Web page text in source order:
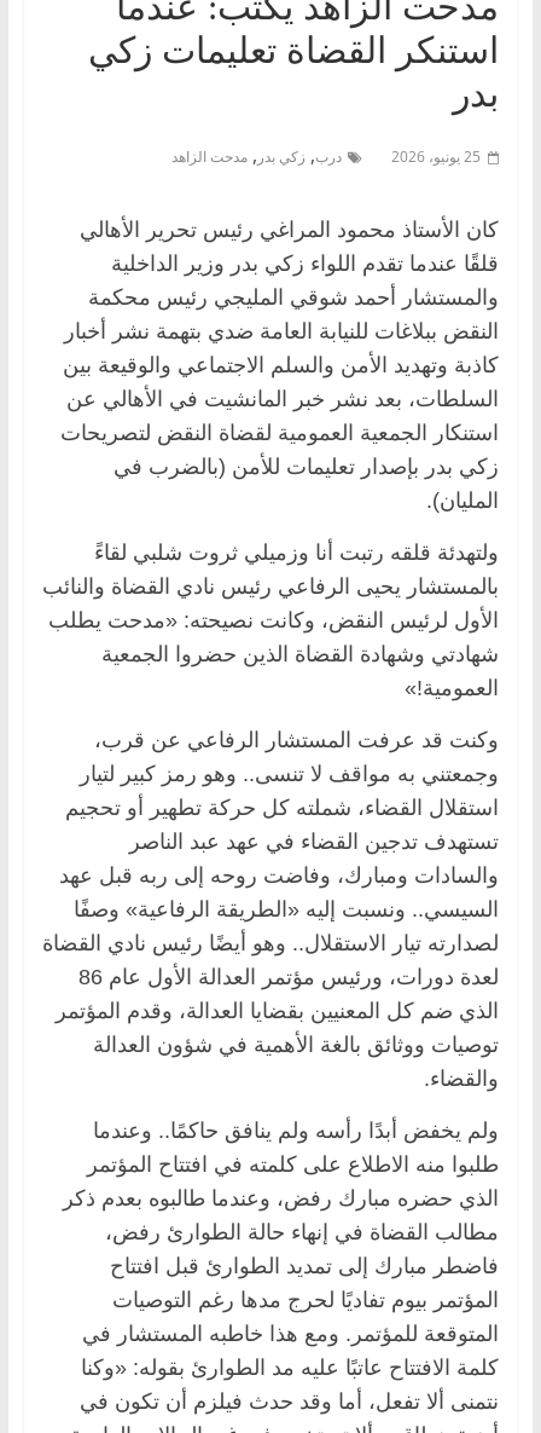
استنكر القضاة تعليمات زكي
بدر
25 يونيو، 2026 درب, زكي بدر , مدحت الزاهد
كان الأستاذ محمود المراغي رئيس تحرير الأهالي
قلقًا عندما تقدم اللواء زكي بدر وزير الداخلية
والمستشار أحمد شوقي المليجي رئيس محكمة
النقض ببلاغات للنيابة العامة ضدي بتهمة نشر أخبار
كاذبة وتهديد الأمن والسلم الاجتماعي والوقيعة بين
السلطات، بعد نشر خبر المانشيت في الأهالي عن
استنكار الجمعية العمومية لقضاة النقض لتصريحات
زكي بدر بإصدار تعليمات للأمن (بالضرب في
المليان).
ولتهدئة قلقه رتبت أنا وزميلي ثروت شلبي لقاءً
بالمستشار يحيى الرفاعي رئيس نادي القضاة والنائب
الأول لرئيس النقض، وكانت نصيحته: «مدحت يطلب
شهادتي وشهادة القضاة الذين حضروا الجمعية
العمومية!»
وكنت قد عرفت المستشار الرفاعي عن قرب،
وجمعتني به مواقف لا تنسى.. وهو رمز كبير لتيار
استقلال القضاء، شملته كل حركة تطهير أو تحجيم
تستهدف تدجين القضاء في عهد عبد الناصر
والسادات ومبارك، وفاضت روحه إلى ربه قبل عهد
السيسي.. ونسبت إليه «الطريقة الرفاعية» وصفًا
لصدارته تيار الاستقلال.. وهو أيضًا رئيس نادي القضاة
لعدة دورات، ورئيس مؤتمر العدالة الأول عام 86
الذي ضم كل المعنيين بقضايا العدالة، وقدم المؤتمر
توصيات ووثائق بالغة الأهمية في شؤون العدالة
والقضاء.
ولم يخفض أبدًا رأسه ولم ينافق حاكمًا.. وعندما
طلبوا منه الاطلاع على كلمته في افتتاح المؤتمر
الذي حضره مبارك رفض، وعندما طالبوه بعدم ذكر
مطالب القضاة في إنهاء حالة الطوارئ رفض،
فاضطر مبارك إلى تمديد الطوارئ قبل افتتاح
المؤتمر بيوم تفاديًا لحرج مدها رغم التوصيات
المتوقعة للمؤتمر. ومع هذا خاطبه المستشار في
كلمة الافتتاح عاتبًا عليه مد الطوارئ بقوله: «وكنا
نتمنى ألا تفعل، أما وقد حدث فيلزم أن تكون في